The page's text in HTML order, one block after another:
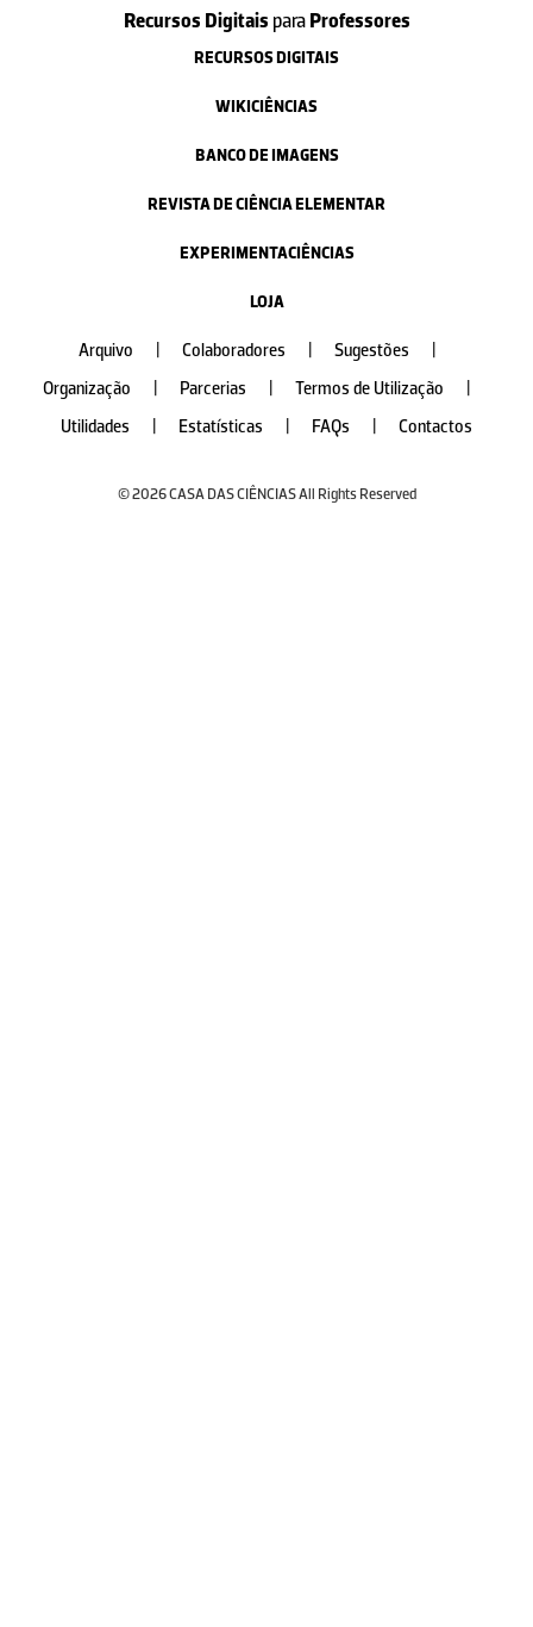
Recursos Digitais paraProfessores
RECURSOS DIGITAIS
WIKICIÊNCIAS
BANCO DE IMAGENS
REVISTA DE CIÊNCIA ELEMENTAR
EXPERIMENTACIÊNCIAS
LOJA
Arquivo Colaboradores Sugestões
Organização
Parcerias Termos de Utilização
Utilidades
Estatísticas FAQs Contactos
© 2026 CASA DAS CIÊNCIAS All Rights Reserved